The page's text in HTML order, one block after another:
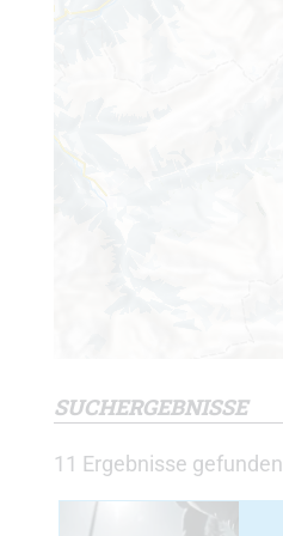
SUCHERGEBNISSE
11 Ergebnisse gefunden